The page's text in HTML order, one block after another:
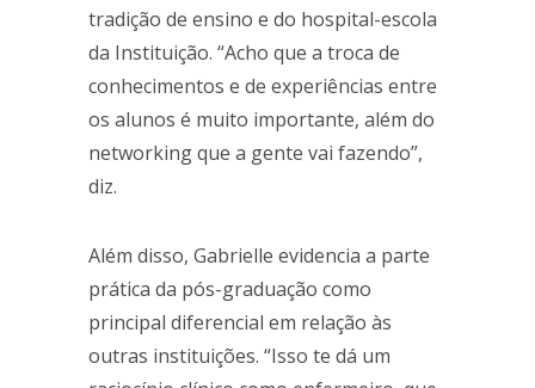
tradição de ensino e do hospital-escola
da Instituição. “Acho que a troca de
conhecimentos e de experiências entre
os alunos é muito importante, além do
networking que a gente vai fazendo”,
diz.
Além disso, Gabrielle evidencia a parte
prática da pós-graduação como
principal diferencial em relação às
outras instituições. “Isso te dá um